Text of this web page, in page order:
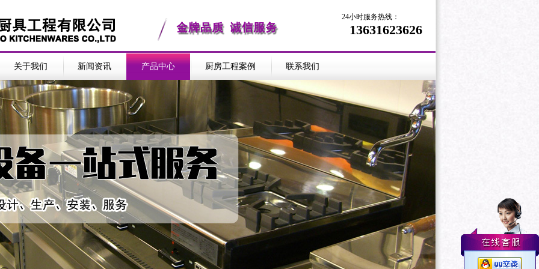
24小时服务热线：
13631623626
关于我们 新闻资讯 产品中心 厨房工程案例 联系我们